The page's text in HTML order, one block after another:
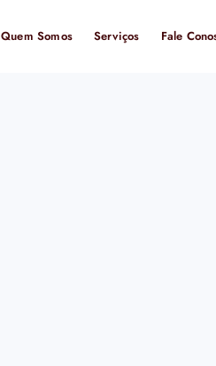
Quem Somos Serviços Fale